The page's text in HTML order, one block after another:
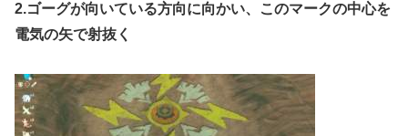
2.ゴーグが向いている方向に向かい、このマークの中心を
電気の矢で射抜く